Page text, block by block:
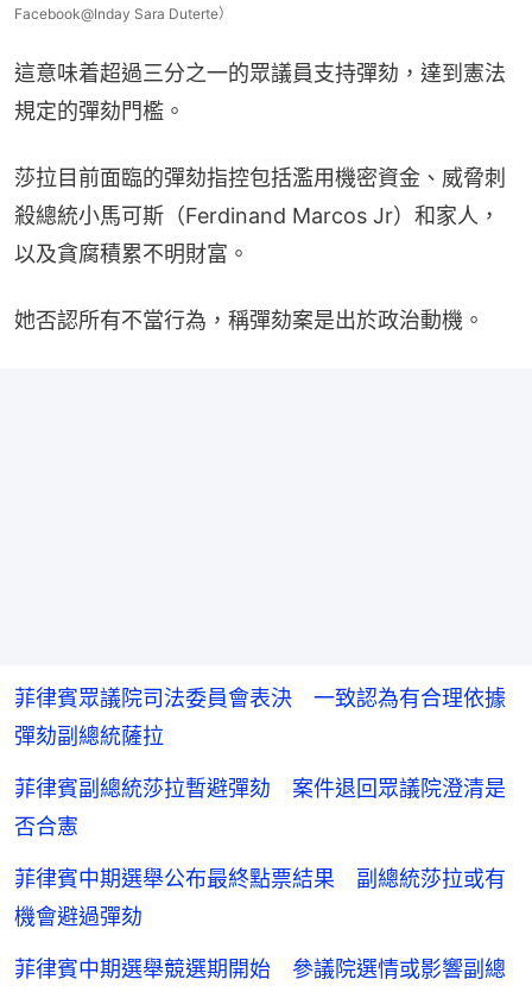
Facebook@Inday Sara Duterte）
這意味着超過三分之一的眾議員支持彈劾，達到憲法
規定的彈劾門檻。
莎拉目前面臨的彈劾指控包括濫用機密資金、威脅刺
殺總統小馬可斯（Ferdinand Marcos Jr）和家人，
以及貪腐積累不明財富。
她否認所有不當行為，稱彈劾案是出於政治動機。
菲律賓眾議院司法委員會表決 一致認為有合理依據
彈劾副總統薩拉
菲律賓副總統莎拉暫避彈劾 案件退回眾議院澄清是
否合憲
菲律賓中期選舉公布最終點票結果 副總統莎拉或有
機會避過彈劾
菲律賓中期選舉競選期開始 參議院選情或影響副總